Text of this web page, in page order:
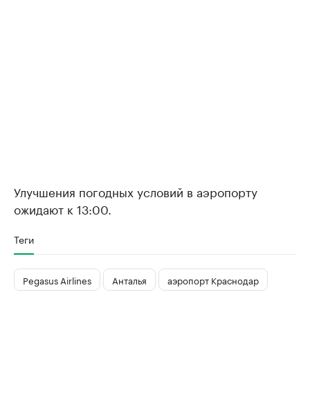
Улучшения погодных условий в аэропорту
ожидают к 13:00.
Теги
Pegasus Airlines Анталья аэропорт Краснодар